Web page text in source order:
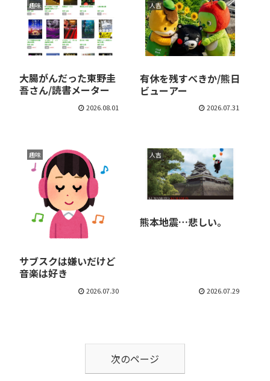
趣味
大腸がんだった東野圭
吾さん/読書メーター
2026.08.01
人吉
有休を残すべきか/熊日
ビューアー
2026.07.31
趣味
サブスクは嫌いだけど
音楽は好き
2026.07.30
人吉
熊本地震…悲しい。
2026.07.29
次のページ